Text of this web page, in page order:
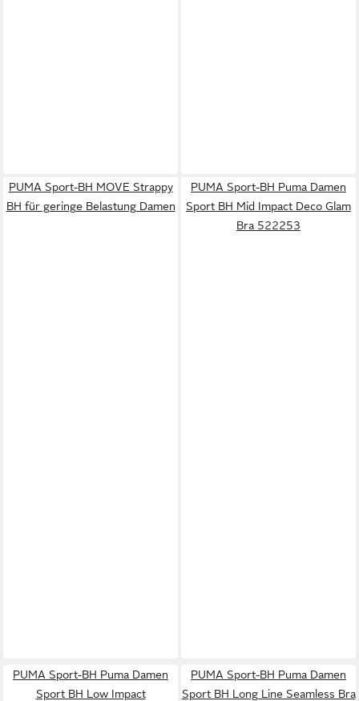
PUMA Sport-BH MOVE Strappy
BH für geringe Belastung Damen
PUMA Sport-BH Puma Damen
Sport BH Mid Impact Deco Glam
Bra 522253
PUMA Sport-BH Puma Damen
Sport BH Low Impact
PUMA Sport-BH Puma Damen
Sport BH Long Line Seamless Bra